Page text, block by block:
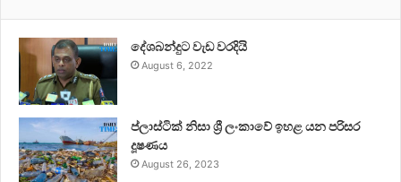
දේශබන්දුට වැඩ වරදියි
August 6, 2022
ප්ලාස්ටික් නිසා ශ්‍රී ලංකාවේ ඉහළ යන පරිසර
දූෂණය
August 26, 2023